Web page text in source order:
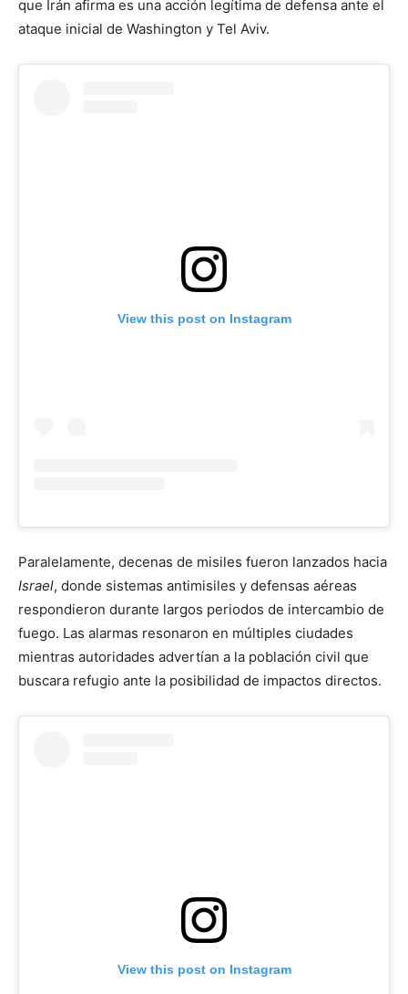
que Irán afirma es una acción legítima de defensa ante el
ataque inicial de Washington y Tel Aviv.
View this post on Instagram
Paralelamente, decenas de misiles fueron lanzados hacia
Israel, donde sistemas antimisiles y defensas aéreas
respondieron durante largos periodos de intercambio de
fuego. Las alarmas resonaron en múltiples ciudades
mientras autoridades advertían a la población civil que
buscara refugio ante la posibilidad de impactos directos.
View this post on Instagram